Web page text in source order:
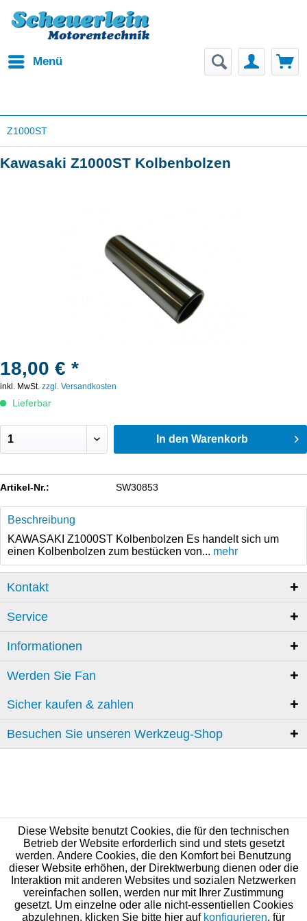
Menü
Z1000ST
Kawasaki Z1000ST Kolbenbolzen
18,00 € *
inkl. MwSt. zzgl. Versandkosten
Lieferbar
In den Warenkorb
Artikel-Nr.: SW30853
Beschreibung
KAWASAKI Z1000ST Kolbenbolzen Es handelt sich um
einen Kolbenbolzen zum bestücken von... mehr
Kontakt
Service
Informationen
Werden Sie Fan
Sicher kaufen & zahlen
Besuchen Sie unseren Werkzeug-Shop
Diese Website benutzt Cookies, die für den technischen
Betrieb der Website erforderlich sind und stets gesetzt
werden. Andere Cookies, die den Komfort bei Benutzung
dieser Website erhöhen, der Direktwerbung dienen oder die
Interaktion mit anderen Websites und sozialen Netzwerken
vereinfachen sollen, werden nur mit Ihrer Zustimmung
gesetzt. Um einzelne oder alle nicht-essentiellen Cookies
abzulehnen, klicken Sie bitte hier auf konfigurieren, für